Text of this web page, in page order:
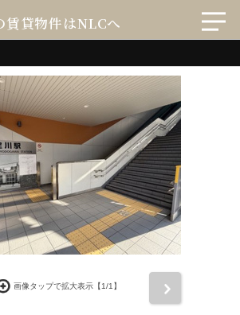
賃貸物件はNLCへ
画像タップで拡大表示【1/1】